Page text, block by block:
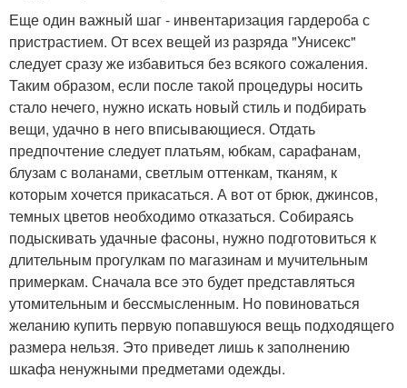
Еще один важный шаг - инвентаризация гардероба с
пристрастием. От всех вещей из разряда "Унисекс"
следует сразу же избавиться без всякого сожаления.
Таким образом, если после такой процедуры носить
стало нечего, нужно искать новый стиль и подбирать
вещи, удачно в него вписывающиеся. Отдать
предпочтение следует платьям, юбкам, сарафанам,
блузам с воланами, светлым оттенкам, тканям, к
которым хочется прикасаться. А вот от брюк, джинсов,
темных цветов необходимо отказаться. Собираясь
подыскивать удачные фасоны, нужно подготовиться к
длительным прогулкам по магазинам и мучительным
примеркам. Сначала все это будет представляться
утомительным и бессмысленным. Но повиноваться
желанию купить первую попавшуюся вещь подходящего
размера нельзя. Это приведет лишь к заполнению
шкафа ненужными предметами одежды.